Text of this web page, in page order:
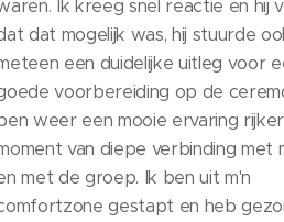
Ik kreeg snel reactie en hij
dat mogelijk was, hij stuurde
een duidelijke uitleg voor
voorbereiding op de
weer een mooie ervaring
van diepe verbinding met
met de groep. Ik ben uit m'n
gestapt en heb